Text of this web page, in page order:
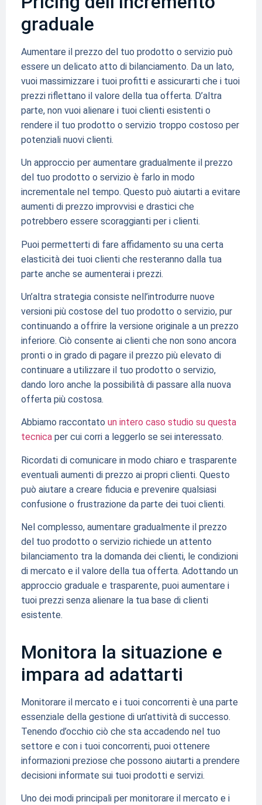
graduale
Aumentare il prezzo del tuo prodotto o servizio può
essere un delicato atto di bilanciamento. Da un lato,
vuoi massimizzare i tuoi profitti e assicurarti che i tuoi
prezzi riflettano il valore della tua offerta. D’altra
parte, non vuoi alienare i tuoi clienti esistenti o
rendere il tuo prodotto o servizio troppo costoso per
potenziali nuovi clienti.
Un approccio per aumentare gradualmente il prezzo
del tuo prodotto o servizio è farlo in modo
incrementale nel tempo. Questo può aiutarti a evitare
aumenti di prezzo improvvisi e drastici che
potrebbero essere scoraggianti per i clienti.
Puoi permetterti di fare affidamento su una certa
elasticità dei tuoi clienti che resteranno dalla tua
parte anche se aumenterai i prezzi.
Un’altra strategia consiste nell’introdurre nuove
versioni più costose del tuo prodotto o servizio, pur
continuando a offrire la versione originale a un prezzo
inferiore. Ciò consente ai clienti che non sono ancora
pronti o in grado di pagare il prezzo più elevato di
continuare a utilizzare il tuo prodotto o servizio,
dando loro anche la possibilità di passare alla nuova
offerta più costosa.
Abbiamo raccontato un intero caso studio su questa
tecnicaper cui corri a leggerlo se sei interessato.
Ricordati di comunicare in modo chiaro e trasparente
eventuali aumenti di prezzo ai propri clienti. Questo
può aiutare a creare fiducia e prevenire qualsiasi
confusione o frustrazione da parte dei tuoi clienti.
Nel complesso, aumentare gradualmente il prezzo
del tuo prodotto o servizio richiede un attento
bilanciamento tra la domanda dei clienti, le condizioni
di mercato e il valore della tua offerta. Adottando un
approccio graduale e trasparente, puoi aumentare i
tuoi prezzi senza alienare la tua base di clienti
esistente.
Monitora la situazione e
impara ad adattarti
Monitorare il mercato e i tuoi concorrenti è una parte
essenziale della gestione di un’attività di successo.
Tenendo d’occhio ciò che sta accadendo nel tuo
settore e con i tuoi concorrenti, puoi ottenere
informazioni preziose che possono aiutarti a prendere
decisioni informate sui tuoi prodotti e servizi.
Uno dei modi principali per monitorare il mercato e i